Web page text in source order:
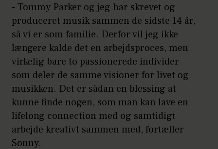
- Tommy Parker og jeg har skrevet og
produceret musik sammen de sidste 14 år,
så vi er som familie. Derfor vil jeg ikke
længere kalde det en arbejdsproces, men
virkelig bare to passionerede individer
som deler de samme visioner for livet og
musikken. Det er sådan en blessing at
kunne finde nogen, som man kan lave en
lifelong connection med og samtidigt
arbejde kreativt sammen med, fortæller
Sonny.